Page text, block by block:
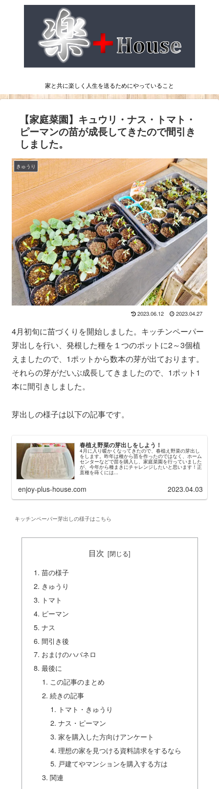
家と共に楽しく人生を送るためにやっていること
【家庭菜園】キュウリ・ナス・トマト・
ピーマンの苗が成長してきたので間引き
しました。
きゅうり
2023.06.12 2023.04.27
4月初旬に苗づくりを開始しました。キッチンペーパー
芽出しを行い、発根した種を１つのポットに2～3個植
えましたので、1ポットから数本の芽が出ております。
それらの芽がだいぶ成長してきましたので、1ポット1
本に間引きしました。
芽出しの様子は以下の記事です。
春植え野菜の芽出しをしよう！
4月に入り暖かくなってきたので、春植え野菜の芽出し
をします。昨年は種から苗を作ったのではなく、ホーム
センターなどで苗を購入し、家庭菜園を行っていました
が、今年から種まきにチャレンジしたいと思います！正
直種を蒔くには...
enjoy-plus-house.com 2023.04.03
キッチンペーパー芽出しの様子はこちら
目次
苗の様子
きゅうり
トマト
ピーマン
ナス
間引き後
おまけのハバネロ
最後に
この記事のまとめ
続きの記事
トマト・きゅうり
ナス・ピーマン
家を購入した方向けアンケート
理想の家を見つける資料請求をするなら
戸建てやマンションを購入する方は
関連